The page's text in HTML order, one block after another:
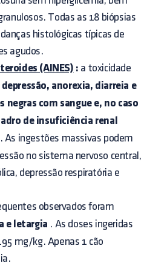
Todas as 18 biópsias
histológicas típicas de
agudos.
(AINES) : a toxicidade
anorexia, diarreia e
com sangue e, no caso
de insuficiência renal
. As ingestões massivas podem
no sistema nervoso central,
depressão respiratória e
observados foram
e letargia . As doses ingeridas
mg/kg. Apenas 1 cão